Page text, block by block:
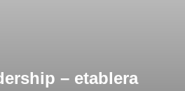
– etablera